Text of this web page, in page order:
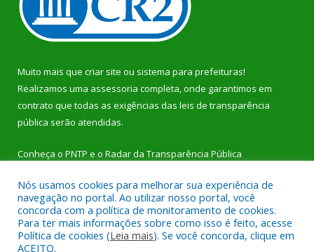
Muito mais que criar site ou sistema para prefeituras!
Realizamos uma assessoria completa, onde garantimos em
contrato que todas as exigências das leis de transparência
pública serão atendidas.
Conheça o PNTP e o Radar da Transparência Pública
Todos os direitos reservados a Prefeitura Municipal de Dom
Eliseu.
Nós usamos cookies para melhorar sua experiência de
navegação no portal. Ao utilizar nosso portal, você
concorda com a política de monitoramento de cookies.
Para ter mais informações sobre como isso é feito, acesse
Política de cookies (Leia mais). Se você concorda, clique em
ACEITO.